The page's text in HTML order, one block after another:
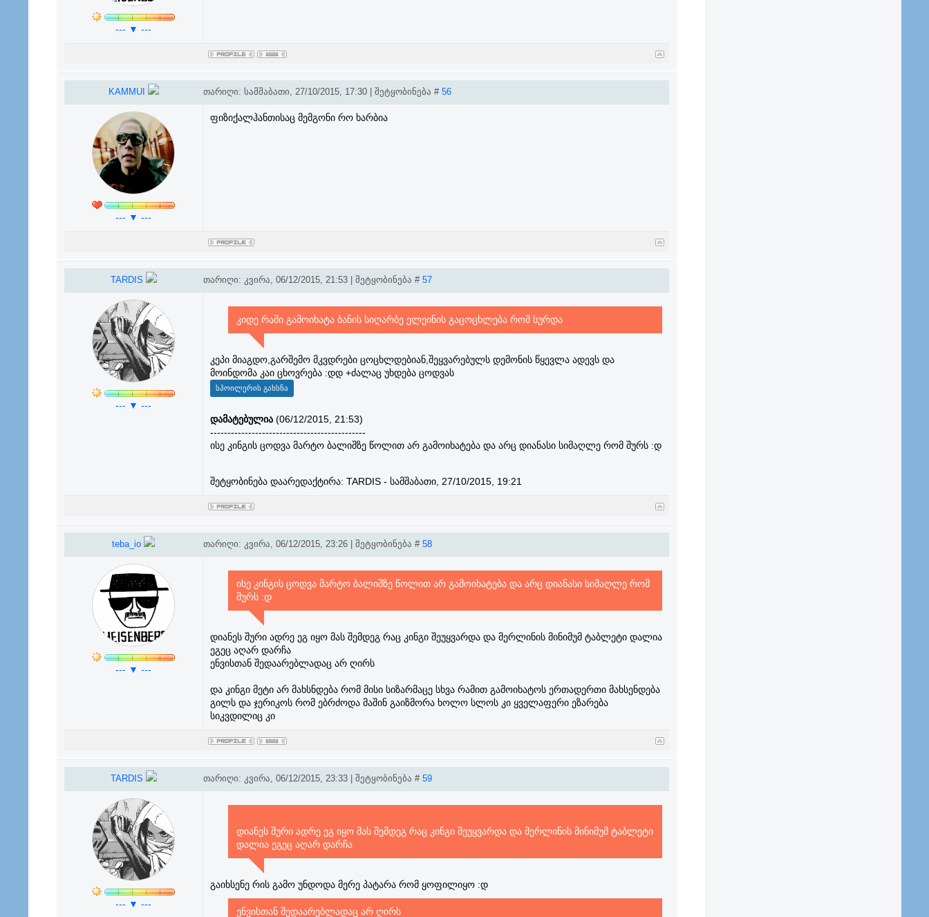
--- ▼ ---
KAMMUI თარიღი: სამშაბათი, 27/10/2015, 17:30 | შეტყობინება # 56
--- ▼ ---
ფიზიქალჰანთისაც მემგონი რო ხარბია
TARDIS თარიღი: კვირა, 06/12/2015, 21:53 | შეტყობინება # 57
--- ▼ ---
კიდე რაში გამოიხატა ბანის სიღარბე ელეინის გაცოცხლება რომ სურდა
კეპი მიაგდო,გარშემო მკვდრები ცოცხლდებიან,შეყვარებულს დემონის წყევლა ადევს და
მოინდომა კაი ცხოვრება :დდ +ძალაც უხდება ცოდვას
დამატებულია(06/12/2015, 21:53)
---------------------------------------------
ისე კინგის ცოდვა მარტო ბალიშზე წოლით არ გამოიხატება და არც დიანასი სიმაღლე რომ შურს :დ
შეტყობინება დაარედაქტირა: TARDIS- სამშაბათი, 27/10/2015, 19:21
teba_io თარიღი: კვირა, 06/12/2015, 23:26 | შეტყობინება # 58
--- ▼ ---
ისე კინგის ცოდვა მარტო ბალიშზე წოლით არ გამოიხატება და არც დიანასი სიმაღლე რომ
შურს :დ
დიანეს შური ადრე ეგ იყო მას შემდეგ რაც კინგი შეუყვარდა და მერლინის მინიმუმ ტაბლეტი დალია
ეგეც აღარ დარჩა
ენვისთან შედაარებლადაც არ ღირს
და კინგი მეტი არ მახსნდება რომ მისი სიზარმაცე სხვა რამით გამოიხატოს ერთადერთი მახსენდება
გილს და ჯერიკოს რომ ებრძოდა მაშინ გაიზმორა ხოლო სლოს კი ყველაფერი ეზარება
სიკვდილიც კი
TARDIS თარიღი: კვირა, 06/12/2015, 23:33 | შეტყობინება # 59
--- ▼ ---
დიანეს შური ადრე ეგ იყო მას შემდეგ რაც კინგი შეუყვარდა და მერლინის მინიმუმ ტაბლეტი
დალია ეგეც აღარ დარჩა
გაიხსენე რის გამო უნდოდა მერე პატარა რომ ყოფილიყო :დ
ენვისთან შედაარებლადაც არ ღირს